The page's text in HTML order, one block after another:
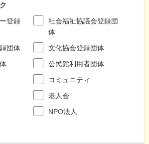
登録
社会福祉協議会登録団
体
団体
文化協会登録団体
公民館利用者団体
コミュニティ
老人会
NPO法人